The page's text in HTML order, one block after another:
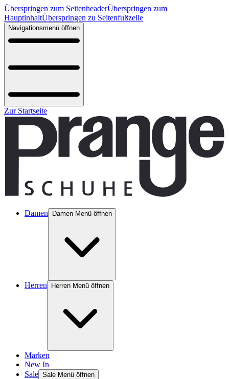
Überspringen zum SeitenheaderÜberspringen zum
HauptinhaltÜberspringen zu Seitenfußzeile
Navigationsmenü öffnen
Zur Startseite
Damen Damen Menü öffnen
Herren Herren Menü öffnen
Marken
New In
Sale Sale Menü öffnen